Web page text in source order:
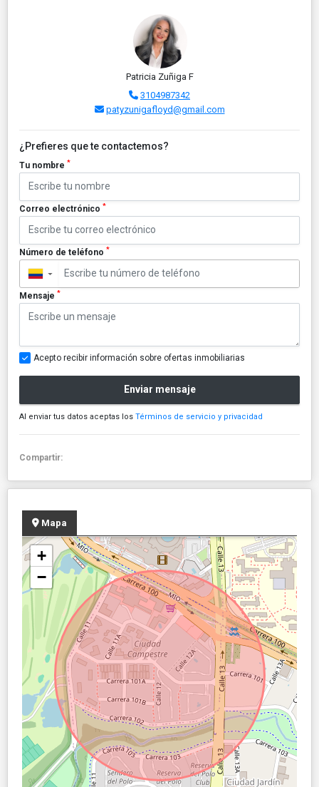
Patricia Zuñiga F
3104987342
patyzunigafloyd@gmail.com
¿Prefieres que te contactemos?
Tu nombre *
Correo electrónico *
Número de teléfono *
▼
Mensaje *
Acepto recibir información sobre ofertas inmobiliarias
Enviar mensaje
Al enviar tus datos aceptas los Términos de servicio y privacidad
Compartir:
Mapa
+
−